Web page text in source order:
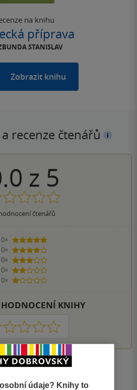
na knihu
příprava
STANISLAV
Zobrazit knihu
recenze čtenářů
z 5
čtenářů
0×
5 hvězdiček
0×
4 hvězdičky
0×
3 hvězdičky
0×
2 hvězdičky
0×
1 hvezdička
HODNOCENÍ KNIHY
2 3 4 5
Zobrazeno 20 z 20údaje? Knihy to